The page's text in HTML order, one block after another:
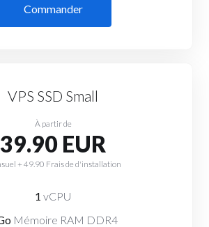
Commander
VPS SSD Small
À partir de
39.90 EUR
+ 49.90 Frais de d'installation
1 vCPU
Mémoire RAM DDR4